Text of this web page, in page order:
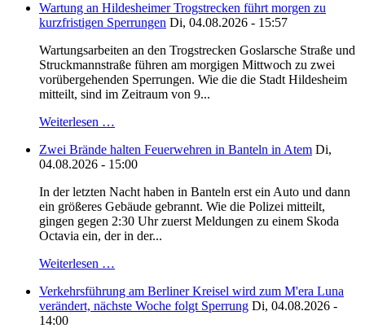
Wartung an Hildesheimer Trogstrecken führt morgen zu
kurzfristigen Sperrungen Di, 04.08.2026 - 15:57
Wartungsarbeiten an den Trogstrecken Goslarsche Straße und
Struckmannstraße führen am morgigen Mittwoch zu zwei
vorübergehenden Sperrungen. Wie die die Stadt Hildesheim
mitteilt, sind im Zeitraum von 9...
Weiterlesen …
Zwei Brände halten Feuerwehren in Banteln in Atem Di,
04.08.2026 - 15:00
In der letzten Nacht haben in Banteln erst ein Auto und dann
ein größeres Gebäude gebrannt. Wie die Polizei mitteilt,
gingen gegen 2:30 Uhr zuerst Meldungen zu einem Skoda
Octavia ein, der in der...
Weiterlesen …
Verkehrsführung am Berliner Kreisel wird zum M'era Luna
verändert, nächste Woche folgt Sperrung Di, 04.08.2026 -
14:00